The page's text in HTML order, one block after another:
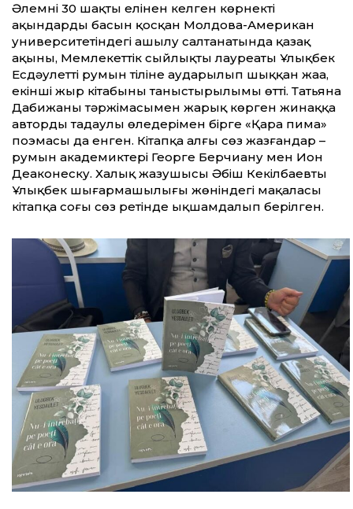
Әлемнің 30 шақты елінен келген көрнекті
ақындардың басын қосқан Молдова-Американ
университетіндегі ашылу салтанатында қазақ
ақыны, Мемлекеттік сыйлықтың лауреаты Ұлықбек
Есдәулеттің румын тіліне аударылып шыққан жаңа,
екінші жыр кітабының таныстырылымы өтті. Татьяна
Дабижаның тәржімасымен жарық көрген жинаққа
автордың таңдаулы өлеңдерімен бірге «Қара пима»
поэмасы да енген. Кітапқа алғы сөз жазғандар –
румын академиктері Георге Берчиану мен Ион
Деаконеску. Халық жазушысы Әбіш Кекілбаевтың
Ұлықбек шығармашылығы жөніндегі мақаласы
кітапқа соңғы сөз ретінде ықшамдалып берілген.